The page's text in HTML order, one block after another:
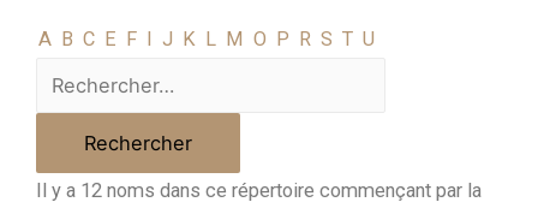
A B C E F I J K L M O P R S T U
Il y a 12 noms dans ce répertoire commençant par la